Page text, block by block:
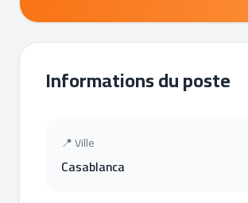
Informations du poste
📍 Ville
Casablanca